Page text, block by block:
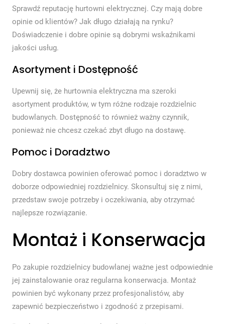
Sprawdź reputację hurtowni elektrycznej. Czy mają dobre
opinie od klientów? Jak długo działają na rynku?
Doświadczenie i dobre opinie są dobrymi wskaźnikami
jakości usług.
Asortyment i Dostępność
Upewnij się, że hurtownia elektryczna ma szeroki
asortyment produktów, w tym różne rodzaje rozdzielnic
budowlanych. Dostępność to również ważny czynnik,
ponieważ nie chcesz czekać zbyt długo na dostawę.
Pomoc i Doradztwo
Dobry dostawca powinien oferować pomoc i doradztwo w
doborze odpowiedniej rozdzielnicy. Skonsultuj się z nimi,
przedstaw swoje potrzeby i oczekiwania, aby otrzymać
najlepsze rozwiązanie.
Montaż i Konserwacja
Po zakupie rozdzielnicy budowlanej ważne jest odpowiednie
jej zainstalowanie oraz regularna konserwacja. Montaż
powinien być wykonany przez profesjonalistów, aby
zapewnić bezpieczeństwo i zgodność z przepisami.